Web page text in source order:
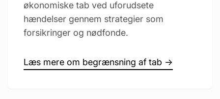
økonomiske tab ved uforudsete
hændelser gennem strategier som
forsikringer og nødfonde.
Læs mere om begrænsning af tab →